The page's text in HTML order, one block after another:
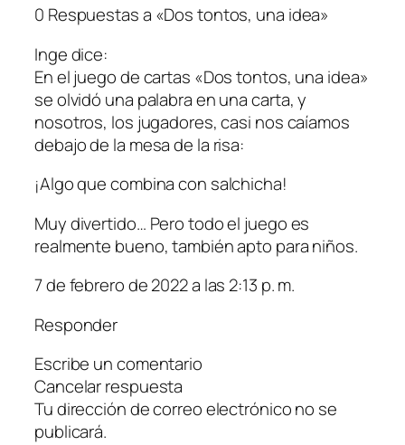
0 Respuestas a «Dos tontos, una idea»
Inge dice:
En el juego de cartas «Dos tontos, una idea»
se olvidó una palabra en una carta, y
nosotros, los jugadores, casi nos caíamos
debajo de la mesa de la risa:
¡Algo que combina con salchicha!
Muy divertido… Pero todo el juego es
realmente bueno, también apto para niños.
7 de febrero de 2022 a las 2:13 p. m.
Responder
Escribe un comentario
Cancelar respuesta
Tu dirección de correo electrónico no se
publicará.